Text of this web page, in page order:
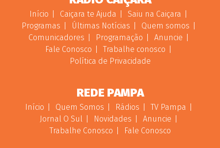
Início Caiçara te Ajuda
Saiu na Caiçara
Programas
Últimas Notícias
Quem somos
Comunicadores
Programação
Anuncie
Fale Conosco
Trabalhe conosco
Política de Privacidade
REDE PAMPA
Início Quem Somos Rádios
TV Pampa
Jornal O Sul
Novidades
Anuncie
Trabalhe Conosco
Fale Conosco